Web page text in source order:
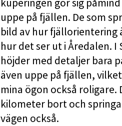
kuperingen gör sig
uppe på fjällen. De som
bild av hur fjällorientering
hur det ser ut i Åredalen.
höjder med detaljer bara
även uppe på fjällen,
mina ögon också
kilometer bort och
vägen också.